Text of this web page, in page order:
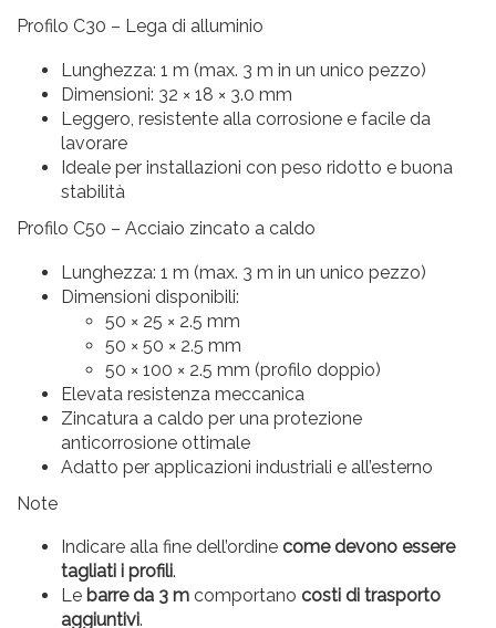
Profilo C30 – Lega di alluminio
Lunghezza: 1 m (max. 3 m in un unico pezzo)
Dimensioni: 32 × 18 × 3.0 mm
Leggero, resistente alla corrosione e facile da
lavorare
Ideale per installazioni con peso ridotto e buona
stabilità
Profilo C50 – Acciaio zincato a caldo
Lunghezza: 1 m (max. 3 m in un unico pezzo)
Dimensioni disponibili:
50 × 25 × 2.5 mm
50 × 50 × 2.5 mm
50 × 100 × 2.5 mm (profilo doppio)
Elevata resistenza meccanica
Zincatura a caldo per una protezione
anticorrosione ottimale
Adatto per applicazioni industriali e all’esterno
Note
Indicare alla fine dell’ordine come devono essere
tagliati i profili.
Le barre da 3 m comportano costi di trasporto
aggiuntivi.